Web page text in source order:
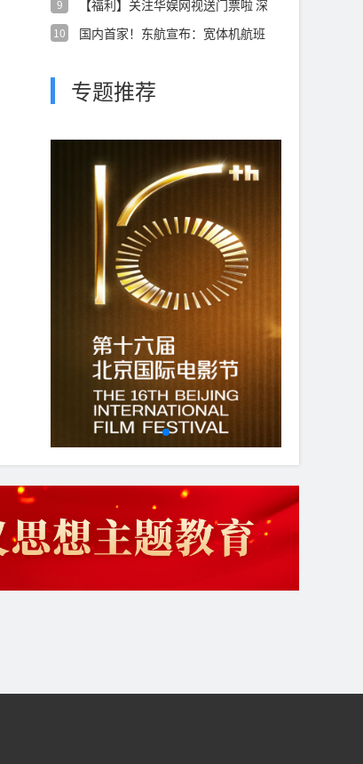
9
【福利】关注华娱网视送门票啦 深
10
国内首家！东航宣布：宽体机航班
专题推荐